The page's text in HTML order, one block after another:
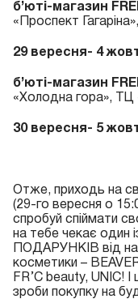
б’юті-магазин
«Проспект
29 вересня- 4
б’юті-магазин
«Холодна гора»,
30 вересня- 5
Отже, приходь на
(29-го вересня о
спробуй спіймати
на тебе чекає один
ПОДАРУНКІВ від
косметики –
FR’C beauty, UNIC!
зроби покупку на